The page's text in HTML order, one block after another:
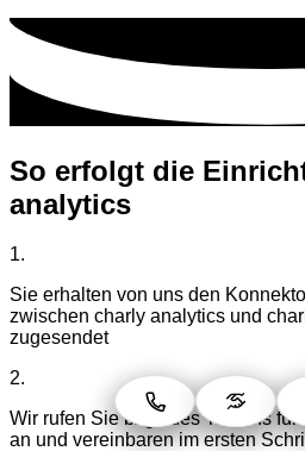
So erfolgt die
analytics
1.
Sie erhalten von uns den
zwischen charly analytics und
zugesendet
2.
Wir rufen Sie bzgl. des Termins
an und vereinbaren im ersten